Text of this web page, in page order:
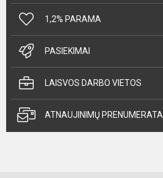
1,2% PARAMA
PASIEKIMAI
LAISVOS DARBO VIETOS
ATNAUJINIMŲ PRENUMERATA